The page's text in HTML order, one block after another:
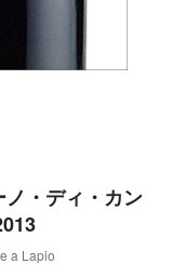
ノ・ディ・カン
a Lapio